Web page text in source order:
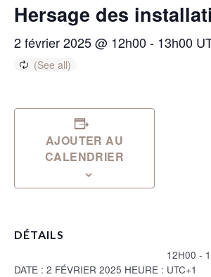
Hersage des
2 février 2025 @ 12h00 - 13h00
AJOUTER AU
CALENDRIER
DÉTAILS
DATE : 2 FÉVRIER 2025 HEURE :
12H00 -
UTC+1